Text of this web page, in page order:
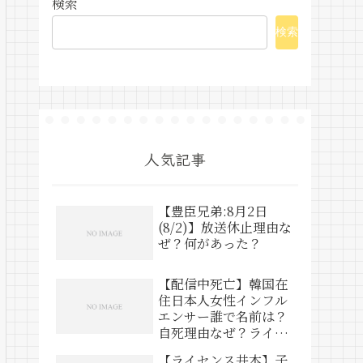
検索
検索
人気記事
【豊臣兄弟:8月2日
(8/2)】放送休止理由な
ぜ？何があった？
【配信中死亡】韓国在
住日本人女性インフル
エンサー誰で名前は？
自死理由なぜ？ライブ